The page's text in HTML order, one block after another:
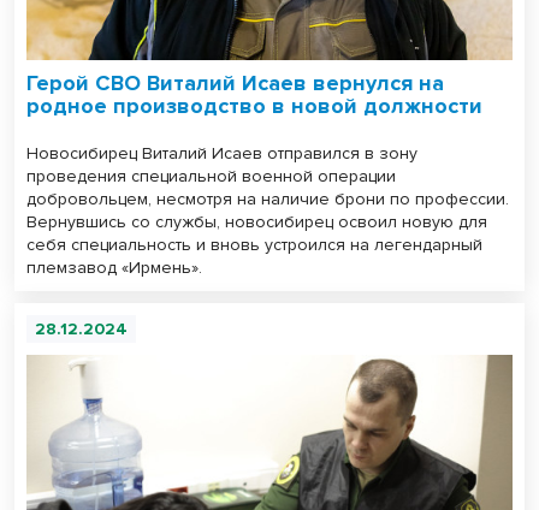
Герой СВО Виталий Исаев вернулся на
родное производство в новой должности
Новосибирец Виталий Исаев отправился в зону
проведения специальной военной операции
добровольцем, несмотря на наличие брони по профессии.
Вернувшись со службы, новосибирец освоил новую для
себя специальность и вновь устроился на легендарный
племзавод «Ирмень».
28.12.2024